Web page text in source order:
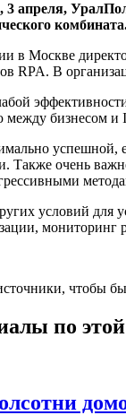
в Москве
RPA. В
между бизнесом
успешной,
Также очень
условий для
мониторинг
чтобы
по